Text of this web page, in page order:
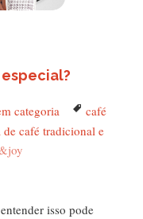
categoria Tags
café
de café tradicional e
isso pode